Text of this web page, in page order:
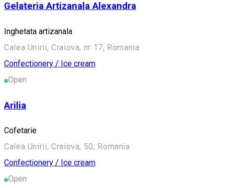
Gelateria Artizanala Alexandra
Inghetata artizanala
Calea Unirii, Craiova, nr 17, Romania
Confectionery / Ice cream
Open
Arilia
Cofetarie
Calea Unirii, Craiova, 50, Romania
Confectionery / Ice cream
Open